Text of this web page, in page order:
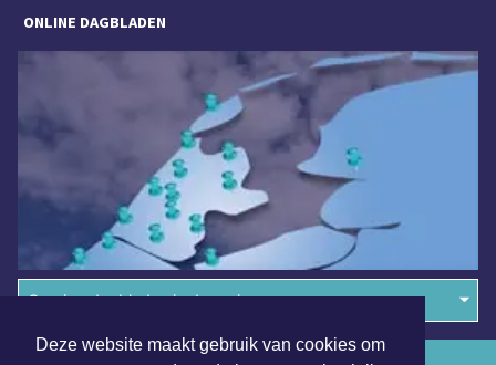
Deze website maakt gebruik van cookies om
ONLINE DAGBLADEN
Overige dagbladen in de regio